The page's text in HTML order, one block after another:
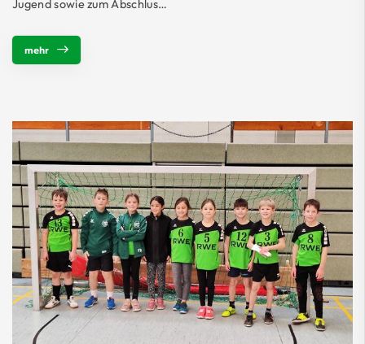
Jugend sowie zum Abschlus…
mehr